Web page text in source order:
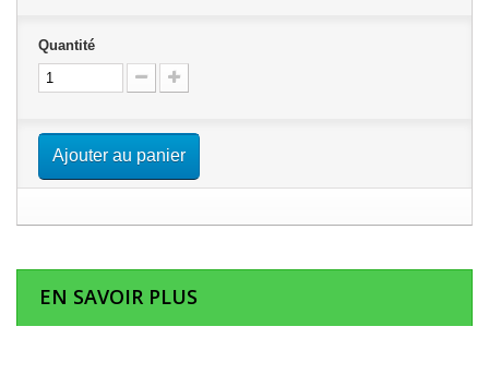
Quantité
Ajouter au panier
EN SAVOIR PLUS